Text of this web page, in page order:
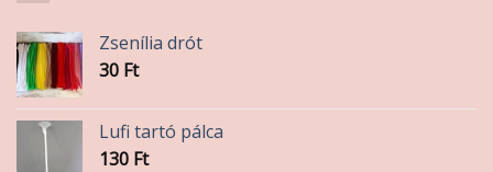
Zsenília drót
30 Ft
Lufi tartó pálca
130 Ft